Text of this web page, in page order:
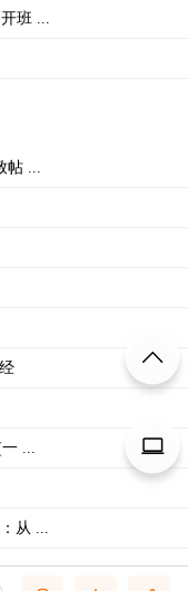
班 ...
...
...
从 ...